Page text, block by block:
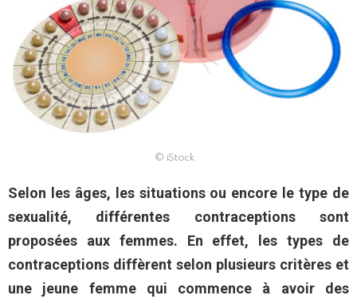
© iStock
Selon les âges, les situations ou encore le type de
sexualité, différentes contraceptions sont
proposées aux femmes. En effet, les types de
contraceptions diffèrent selon plusieurs critères et
une jeune femme qui commence à avoir des